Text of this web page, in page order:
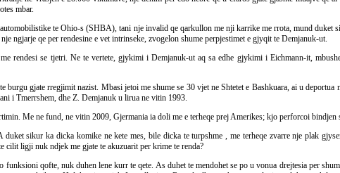
mbar.
te Ohio-s (SHBA), tani nje invalid qe qarkullon me nji karrike me rrota, mund duket
ngjarje qe per rendesine e vet intrinseke, zvogelon shume perpjestimet e gjyqit te Demjanuk-ut.
rendesi se tjetri. Ne te vertete, gjykimi i Demjanuk-ut aq sa edhe gjykimi i Eichmann-it,
gjate rregjimit nazist. Mbasi jetoi me shume se 30 vjet ne Shtetet e Bashkuara, ai u
i Tmerrshem, dhe Z. Demjanuk u lirua ne vitin 1993.
Me ne fund, ne vitin 2009, Gjermania ia doli me e terheqe prej Amerikes; kjo perforcoi bindjen
sikur ka dicka komike ne kete mes, bile dicka te turpshme , me terheqe zvarre nje plak
cilit ligji nuk ndjek me gjate te akuzuarit per krime te renda?
qofte, nuk duhen lene kurr te qete. As duhet te mendohet se po u vonua drejtesia per